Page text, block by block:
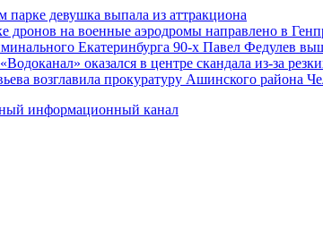
парке девушка выпала из аттракциона
дронов на военные аэродромы направлено в
Екатеринбурга 90-х Павел Федулев
оказался в центре скандала из-за
возглавила прокуратуру Ашинского района
информационный канал